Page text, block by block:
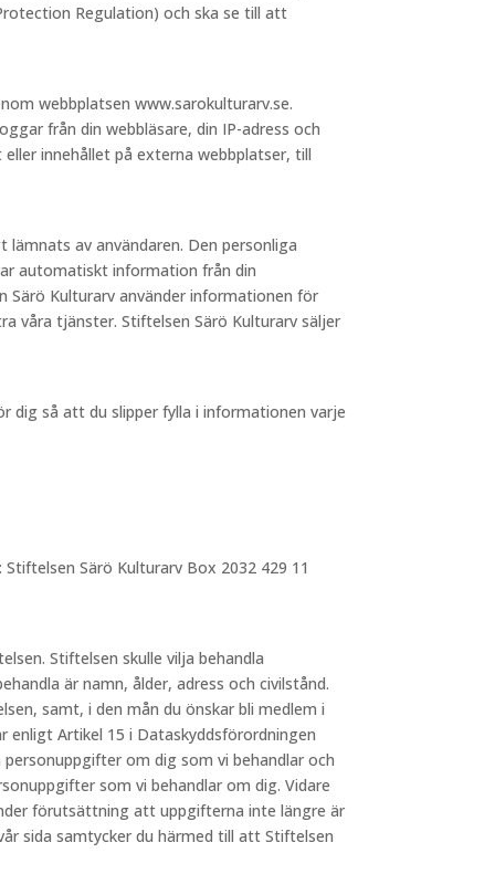
Regulation) och ska se till att
webbplatsen www.sarokulturarv.se.
från din webbläsare, din IP-adress och
innehållet på externa webbplatser, till
av användaren. Den personliga
automatiskt information från din
Särö Kulturarv använder informationen för
våra tjänster. Stiftelsen Särö Kulturarv säljer
dig så att du slipper fylla i informationen varje
Särö Kulturarv Box 2032 429 11
Stiftelsen skulle vilja behandla
är namn, ålder, adress och civilstånd.
samt, i den mån du önskar bli medlem i
enligt Artikel 15 i Dataskyddsförordningen
om dig som vi behandlar och
som vi behandlar om dig. Vidare
förutsättning att uppgifterna inte längre är
sida samtycker du härmed till att Stiftelsen